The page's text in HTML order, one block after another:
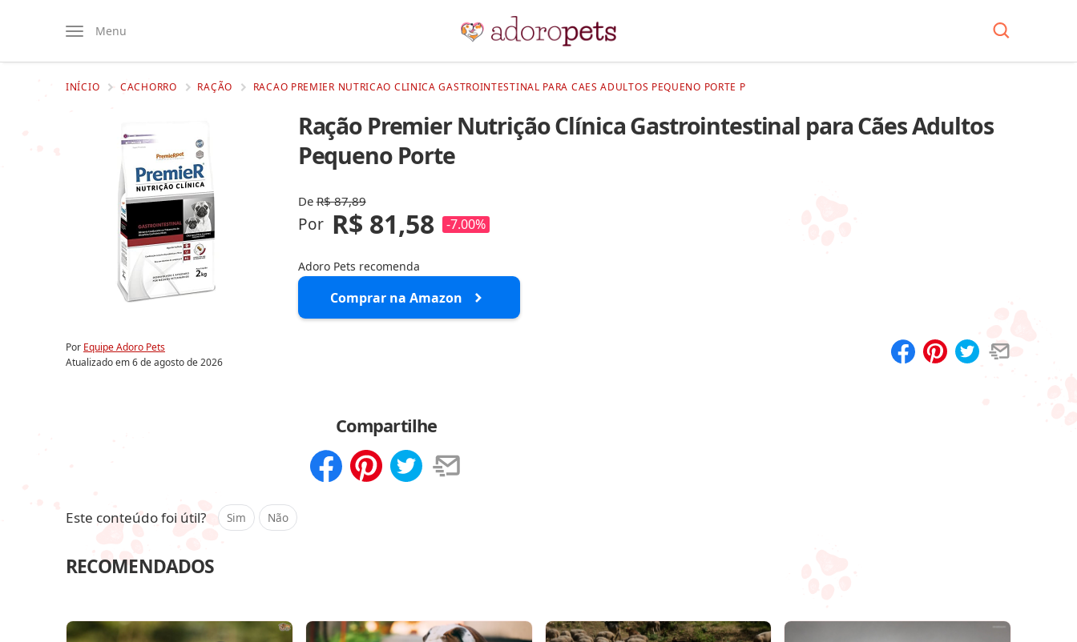
Menu
INÍCIO CACHORRO RAÇÃO RACAO PREMIER NUTRICAO CLINICA GASTROINTESTINAL PARA CAES ADULTOS PEQUENO PORTE P
Ração Premier Nutrição Clínica Gastrointestinal para Cães Adultos
Pequeno Porte
DeR$ 87,89
Por R$ 81,58 -7.00%
Adoro Pets recomenda
Comprar na Amazon
Por Equipe Adoro Pets
Atualizado em6 de agosto de 2026
Compartilhe
Este conteúdo foi útil? Sim Não
RECOMENDADOS